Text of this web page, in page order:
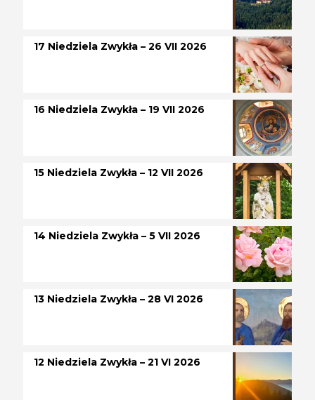
17 Niedziela Zwykła – 26 VII 2026
16 Niedziela Zwykła – 19 VII 2026
15 Niedziela Zwykła – 12 VII 2026
14 Niedziela Zwykła – 5 VII 2026
13 Niedziela Zwykła – 28 VI 2026
12 Niedziela Zwykła – 21 VI 2026